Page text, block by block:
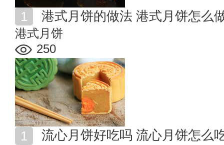
港式月饼的做法 港式月饼怎么
港式月饼
250
流心月饼好吃吗 流心月饼怎么